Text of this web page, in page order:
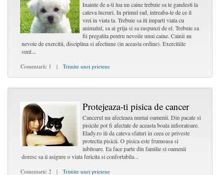
Inainte de a-ti lua un caine trebuie sa te gandesti la
cateva lucruri. In primul rad, intreaba-te de ce il
vrei in viata ta. Trebuie sa iti imparti viata cu
animalul, sa ai grija si sa raspunzi de el. Trebuie sa
fii pregatita pentru nevoile unui caine. Cainii au
nevoie de exercitii, disciplina si afectiune (in aceasta ordine). Exercitiile
sunt...
Comentarii: 1 | Trimite unei prietene
Protejeaza-ti pisica de cancer
Cancerul nu afecteaza numai oamenii. Din pacate si
pisicile pot fi afectate de aceasta boala infioratoare.
Elady.ro iti da cateva sfaturi in ceea ce priveste
protectia pisicii. O pisica este frumoasa si
iubitoare. Ea face parte din familie si oamenii
doresc sa ii asigure o viata fericita si confortabila...
Comentarii: 2 | Trimite unei prietene